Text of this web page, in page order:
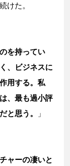
けた。
を持ってい
、ビジネスに
用する。私
、最も過小評
と思う。 」
ャーの凄いと